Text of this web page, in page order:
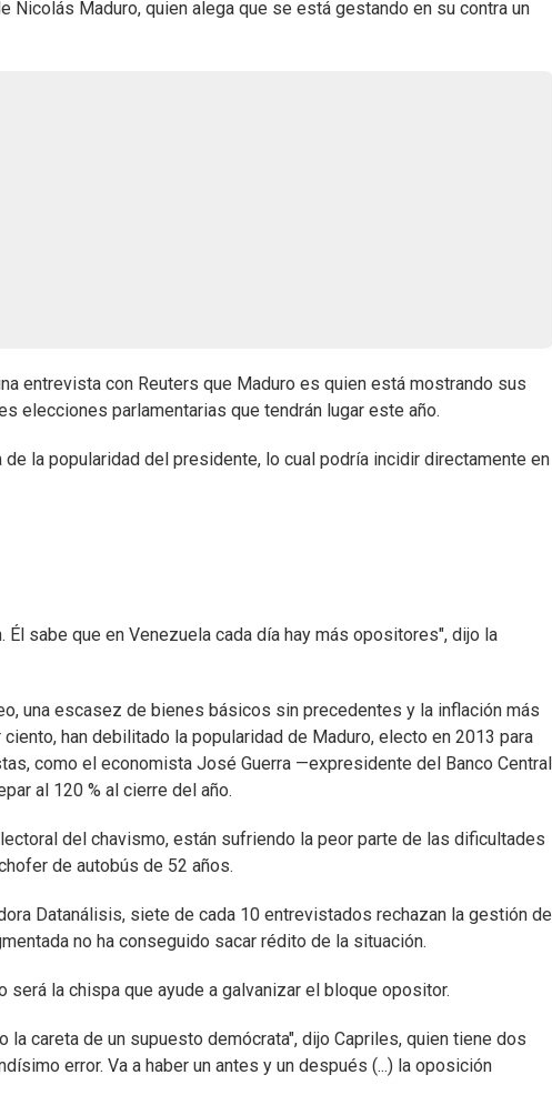
Nicolás Maduro, quien alega que se está gestando en su contra un
entrevista con Reuters que Maduro es quien está mostrando sus
elecciones parlamentarias que tendrán lugar este año.
la popularidad del presidente, lo cual podría incidir directamente en
sabe que en Venezuela cada día hay más opositores", dijo la
una escasez de bienes básicos sin precedentes y la inflación más
han debilitado la popularidad de Maduro, electo en 2013 para
como el economista José Guerra —expresidente del Banco Central
al 120 % al cierre del año.
del chavismo, están sufriendo la peor parte de las dificultades
de autobús de 52 años.
Datanálisis, siete de cada 10 entrevistados rechazan la gestión de
no ha conseguido sacar rédito de la situación.
la chispa que ayude a galvanizar el bloque opositor.
careta de un supuesto demócrata", dijo Capriles, quien tiene dos
error. Va a haber un antes y un después (...) la oposición